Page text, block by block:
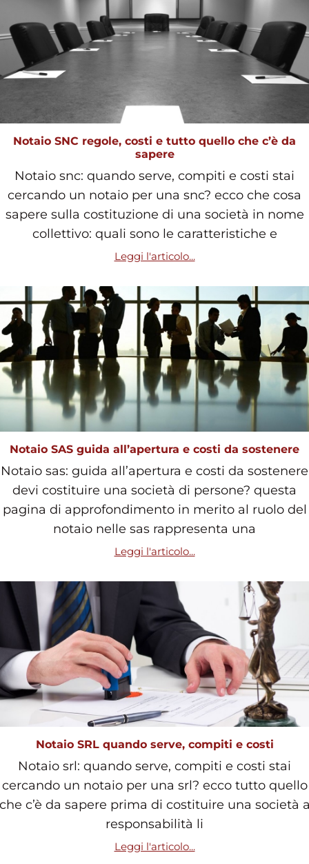
Notaio SNC regole, costi e tutto quello che c’è da
sapere
Notaio snc: quando serve, compiti e costi stai
cercando un notaio per una snc? ecco che cosa
sapere sulla costituzione di una società in nome
collettivo: quali sono le caratteristiche e
Leggi l'articolo...
Notaio SAS guida all’apertura e costi da sostenere
Notaio sas: guida all’apertura e costi da sostenere
devi costituire una società di persone? questa
pagina di approfondimento in merito al ruolo del
notaio nelle sas rappresenta una
Leggi l'articolo...
Notaio SRL quando serve, compiti e costi
Notaio srl: quando serve, compiti e costi stai
cercando un notaio per una srl? ecco tutto quello
c’è da sapere prima di costituire una società
responsabilità li
Leggi l'articolo...